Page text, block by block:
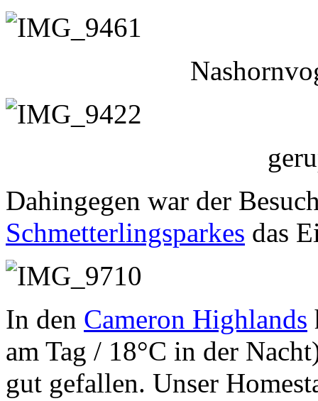
Dahingegen war der
Schmetterlingsparkes das
In den Cameron Highlands
am Tag / 18°C in der
gut gefallen. Unser